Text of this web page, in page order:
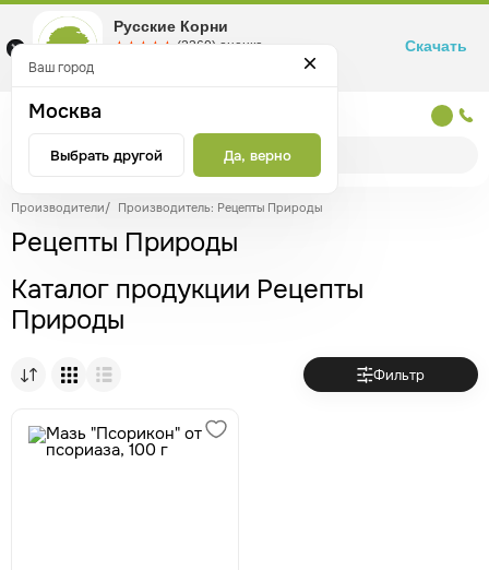
Производители/ Производитель: Рецепты Природы
Рецепты Природы
Каталог продукции Рецепты
Природы
Фильтр
Ваш город
Москва
Выбрать другой Да, верно
Русские Корни
☆☆☆☆☆
★★★★★ (2360) оценка
Маркетплейс товаров для здоровья
Скачать